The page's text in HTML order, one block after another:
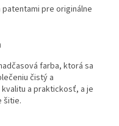
pre originálne
farba, ktorá sa
čistý a
a praktickosť, a je
šitie.